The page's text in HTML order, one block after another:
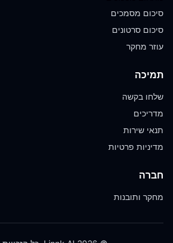
סיכום מסמכים
סיכום סרטונים
עוזר מחקר
תמיכה
שלחו בקשה
מדריכים
תנאי שירות
מדיניות פרטיות
חברה
מחקר ותובנות